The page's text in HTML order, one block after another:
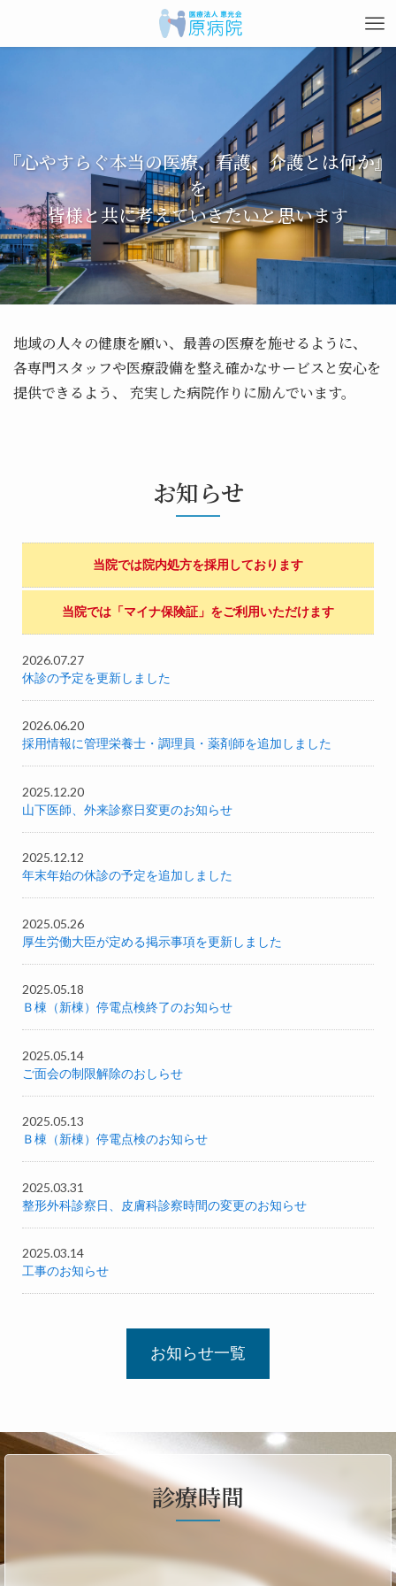
『心やすらぐ本当の医療、看護、介護とは何か』
を
皆様と共に考えていきたいと思います
地域の人々の健康を願い、最善の医療を施せるように、
各専門スタッフや医療設備を整え確かなサービスと安心を
提供できるよう、
充実した病院作りに励んでいます。
お知らせ
当院では院内処方を採用しております
当院では「マイナ保険証」をご利用いただけます
2026.07.27
休診の予定を更新しました
2026.06.20
採用情報に管理栄養士・調理員・薬剤師を追加しました
2025.12.20
山下医師、外来診察日変更のお知らせ
2025.12.12
年末年始の休診の予定を追加しました
2025.05.26
厚生労働大臣が定める掲示事項を更新しました
2025.05.18
Ｂ棟（新棟）停電点検終了のお知らせ
2025.05.14
ご面会の制限解除のおしらせ
2025.05.13
Ｂ棟（新棟）停電点検のお知らせ
2025.03.31
整形外科診察日、皮膚科診察時間の変更のお知らせ
2025.03.14
工事のお知らせ
お知らせ一覧
診療時間